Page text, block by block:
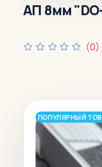
АП 8мм
(0)
ПОПУЛЯРНЫЙ